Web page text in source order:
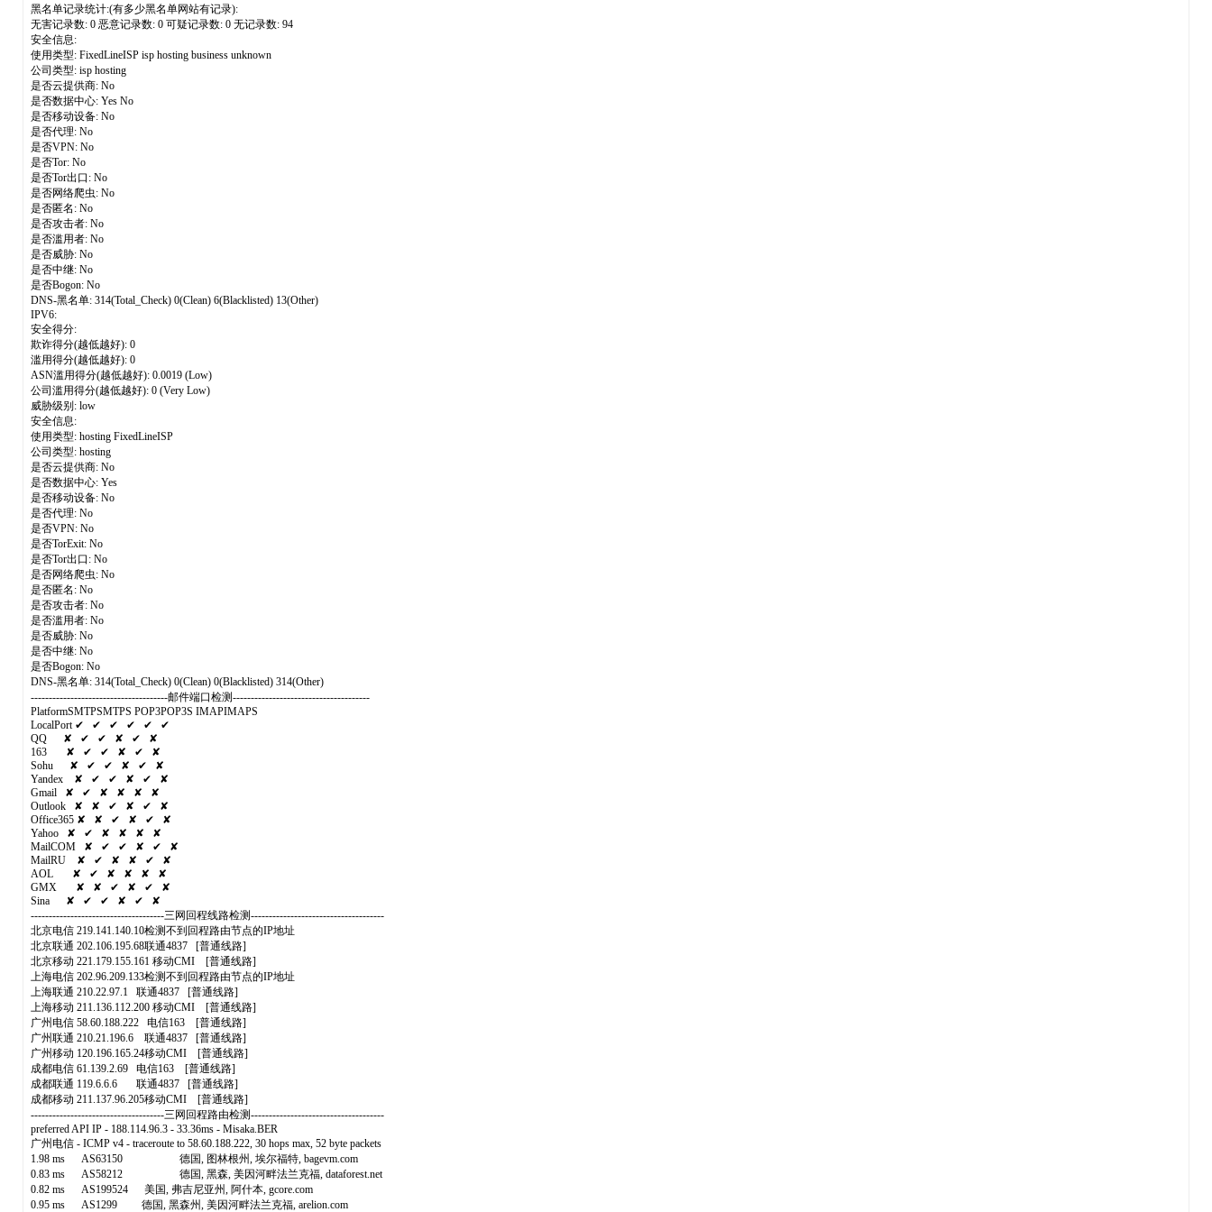
黑名单记录统计:(有多少黑名单网站有记录):
无害记录数: 0 恶意记录数: 0 可疑记录数: 0 无记录数: 94
安全信息:
使用类型: FixedLineISP isp hosting business unknown
公司类型: isp hosting
是否云提供商: No
是否数据中心: Yes No
是否移动设备: No
是否代理: No
是否VPN: No
是否Tor: No
是否Tor出口: No
是否网络爬虫: No
是否匿名: No
是否攻击者: No
是否滥用者: No
是否威胁: No
是否中继: No
是否Bogon: No
DNS-黑名单: 314(Total_Check) 0(Clean) 6(Blacklisted) 13(Other)
IPV6:
安全得分:
欺诈得分(越低越好): 0
滥用得分(越低越好): 0
ASN滥用得分(越低越好): 0.0019 (Low)
公司滥用得分(越低越好): 0 (Very Low)
威胁级别: low
安全信息:
使用类型: hosting FixedLineISP
公司类型: hosting
是否云提供商: No
是否数据中心: Yes
是否移动设备: No
是否代理: No
是否VPN: No
是否TorExit: No
是否Tor出口: No
是否网络爬虫: No
是否匿名: No
是否攻击者: No
是否滥用者: No
是否威胁: No
是否中继: No
是否Bogon: No
DNS-黑名单: 314(Total_Check) 0(Clean) 0(Blacklisted) 314(Other)
--------------------------------------邮件端口检测--------------------------------------
PlatformSMTPSMTPS POP3POP3S IMAPIMAPS
LocalPort ✔ ✔ ✔ ✔ ✔ ✔
QQ ✘ ✔ ✔ ✘ ✔ ✘
163 ✘ ✔ ✔ ✘ ✔ ✘
Sohu ✘ ✔ ✔ ✘ ✔ ✘
Yandex ✘ ✔ ✔ ✘ ✔ ✘
Gmail ✘ ✔ ✘ ✘ ✘ ✘
Outlook ✘ ✘ ✔ ✘ ✔ ✘
Office365 ✘ ✘ ✔ ✘ ✔ ✘
Yahoo ✘ ✔ ✘ ✘ ✘ ✘
MailCOM ✘ ✔ ✔ ✘ ✔ ✘
MailRU ✘ ✔ ✘ ✘ ✔ ✘
AOL ✘ ✔ ✘ ✘ ✘ ✘
GMX ✘ ✘ ✔ ✘ ✔ ✘
Sina ✘ ✔ ✔ ✘ ✔ ✘
-------------------------------------三网回程线路检测-------------------------------------
北京电信 219.141.140.10检测不到回程路由节点的IP地址
北京联通 202.106.195.68联通4837 [普通线路]
北京移动 221.179.155.161 移动CMI [普通线路]
上海电信 202.96.209.133检测不到回程路由节点的IP地址
上海联通 210.22.97.1 联通4837 [普通线路]
上海移动 211.136.112.200 移动CMI [普通线路]
广州电信 58.60.188.222 电信163 [普通线路]
广州联通 210.21.196.6 联通4837 [普通线路]
广州移动 120.196.165.24移动CMI [普通线路]
成都电信 61.139.2.69 电信163 [普通线路]
成都联通 119.6.6.6 联通4837 [普通线路]
成都移动 211.137.96.205移动CMI [普通线路]
-------------------------------------三网回程路由检测-------------------------------------
preferred API IP - 188.114.96.3 - 33.36ms - Misaka.BER
广州电信 - ICMP v4 - traceroute to 58.60.188.222, 30 hops max, 52 byte packets
1.98 ms AS63150 德国, 图林根州, 埃尔福特, bagevm.com
0.83 ms AS58212 德国, 黑森, 美因河畔法兰克福, dataforest.net
0.82 ms AS199524 美国, 弗吉尼亚州, 阿什本, gcore.com
0.95 ms AS1299 德国, 黑森州, 美因河畔法兰克福, arelion.com